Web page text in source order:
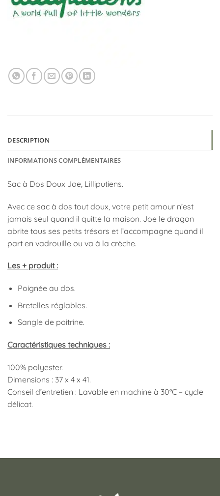
DESCRIPTION
INFORMATIONS COMPLÉMENTAIRES
Sac à Dos Doux Joe, Lilliputiens.
Avec ce sac à dos tout doux, votre petit amour n’est
jamais seul quand il quitte la maison. Joe le dragon
abrite tous ses petits trésors et l’accompagne quand il
part en vadrouille ou va à la crèche.
Les + produit :
Poignée au dos.
Bretelles réglables.
Sangle de poitrine.
Caractéristiques techniques :
100% polyester.
Dimensions : 37 x 4 x 41.
Conseil d’entretien : Lavable en machine à 30°C – cycle
délicat.